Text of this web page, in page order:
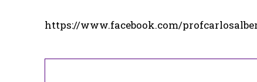
https://www.facebook.com/